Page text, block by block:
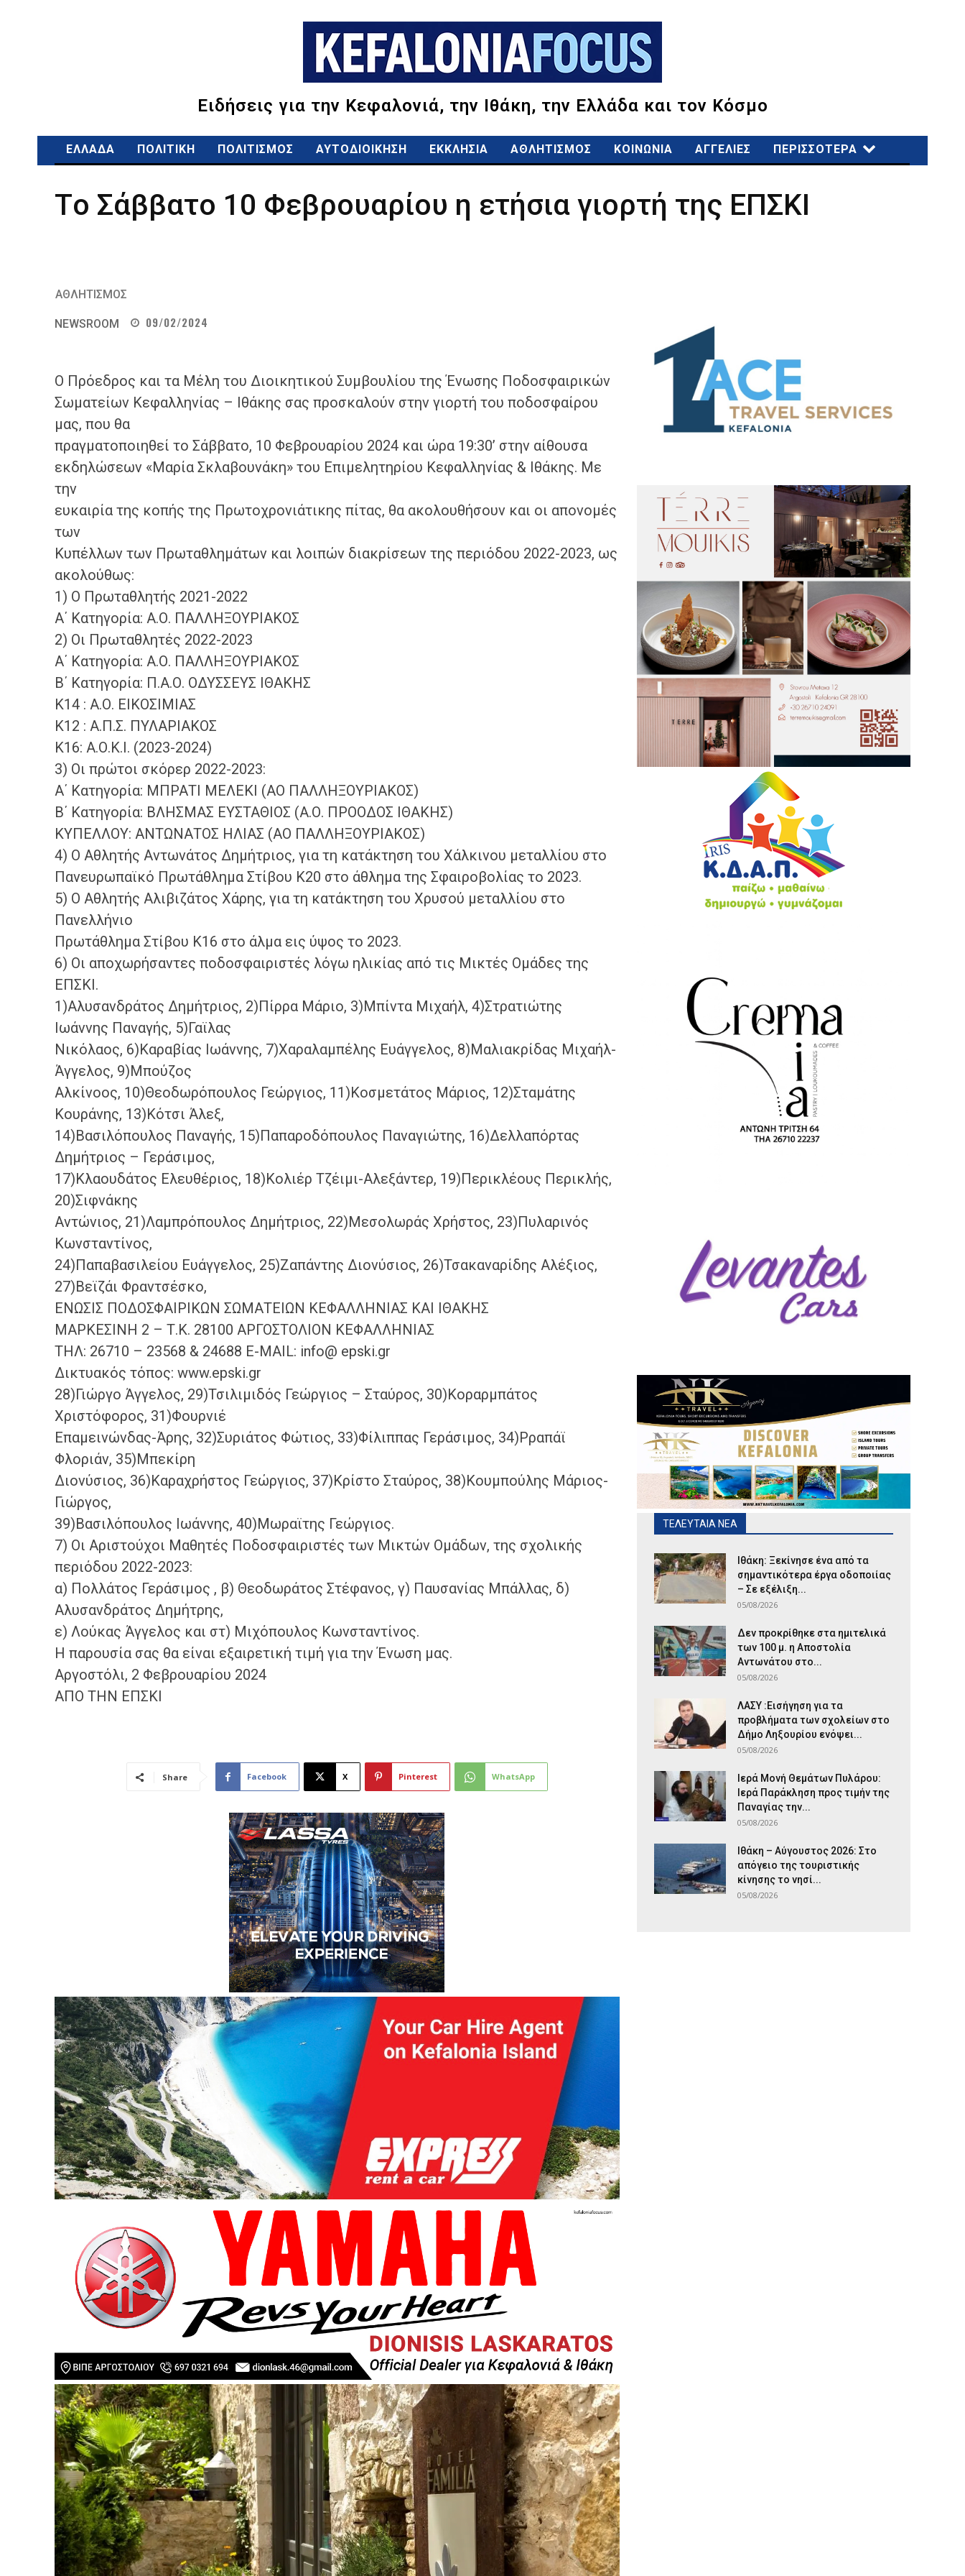
Ειδήσεις για την Κεφαλονιά, την Ιθάκη, την Ελλάδα και τον Κόσμο
ΕΛΛΑΔΑ ΠΟΛΙΤΙΚΗ ΠΟΛΙΤΙΣΜΟΣ ΑΥΤΟΔΙΟΙΚΗΣΗ ΕΚΚΛΗΣΙΑ ΑΘΛΗΤΙΣΜΟΣ ΚΟΙΝΩΝΙΑ ΑΓΓΕΛΙΕΣ ΠΕΡΙΣΣΟΤΕΡΑ
Τo Σάββατο 10 Φεβρουαρίου η ετήσια γιορτή της ΕΠΣΚΙ
ΑΘΛΗΤΙΣΜΟΣ
NEWSROOM 09/02/2024
Ο Πρόεδρος και τα Μέλη του Διοικητικού Συμβουλίου της Ένωσης Ποδοσφαιρικών
Σωματείων Κεφαλληνίας – Ιθάκης σας προσκαλούν στην γιορτή του ποδοσφαίρου
μας, που θα
πραγματοποιηθεί τo Σάββατο, 10 Φεβρουαρίου 2024 και ώρα 19:30’ στην αίθουσα
εκδηλώσεων «Μαρία Σκλαβουνάκη» του Επιμελητηρίου Κεφαλληνίας & Ιθάκης. Με
την
ευκαιρία της κοπής της Πρωτοχρονιάτικης πίτας, θα ακολουθήσουν και οι απονομές
των
Κυπέλλων των Πρωταθλημάτων και λοιπών διακρίσεων της περιόδου 2022-2023, ως
ακολούθως:
1) Ο Πρωταθλητής 2021-2022
Α΄ Κατηγορία: Α.Ο. ΠAΛΛΗΞΟΥΡΙΑΚΟΣ
2) Οι Πρωταθλητές 2022-2023
Α΄ Κατηγορία: Α.Ο. ΠΑΛΛΗΞΟΥΡΙΑΚΟΣ
Β΄ Κατηγορία: Π.Α.Ο. ΟΔΥΣΣΕΥΣ ΙΘΑΚΗΣ
Κ14 : Α.Ο. ΕΙΚΟΣΙΜΙΑΣ
Κ12 : Α.Π.Σ. ΠΥΛΑΡΙΑΚΟΣ
K16: Α.Ο.Κ.Ι. (2023-2024)
3) Οι πρώτοι σκόρερ 2022-2023:
Α΄ Κατηγορία: MΠΡΑΤΙ ΜΕΛΕΚΙ (ΑΟ ΠΑΛΛΗΞΟΥΡΙΑΚΟΣ)
Β΄ Κατηγορία: ΒΛΗΣΜΑΣ ΕΥΣΤΑΘΙΟΣ (Α.Ο. ΠΡΟΟΔΟΣ ΙΘΑΚΗΣ)
ΚΥΠΕΛΛΟΥ: ΑΝΤΩΝΑΤΟΣ ΗΛΙΑΣ (ΑΟ ΠΑΛΛΗΞΟΥΡΙΑΚΟΣ)
4) Ο Αθλητής Αντωνάτος Δημήτριος, για τη κατάκτηση του Χάλκινου μεταλλίου στο
Πανευρωπαϊκό Πρωτάθλημα Στίβου Κ20 στο άθλημα της Σφαιροβολίας το 2023.
5) Ο Αθλητής Αλιβιζάτος Χάρης, για τη κατάκτηση του Χρυσού μεταλλίου στο
Πανελλήνιο
Πρωτάθλημα Στίβου Κ16 στο άλμα εις ύψος το 2023.
6) Οι αποχωρήσαντες ποδοσφαιριστές λόγω ηλικίας από τις Μικτές Ομάδες της
ΕΠΣΚΙ.
1)Αλυσανδράτος Δημήτριος, 2)Πίρρα Μάριο, 3)Μπίντα Μιχαήλ, 4)Στρατιώτης
Ιωάννης Παναγής, 5)Γαϊλας
Νικόλαος, 6)Καραβίας Ιωάννης, 7)Χαραλαμπέλης Ευάγγελος, 8)Μαλιακρίδας Μιχαήλ-
Άγγελος, 9)Μπούζος
Αλκίνοος, 10)Θεοδωρόπουλος Γεώργιος, 11)Κοσμετάτος Μάριος, 12)Σταμάτης
Κουράνης, 13)Κότσι Άλεξ,
14)Βασιλόπουλος Παναγής, 15)Παπαροδόπουλος Παναγιώτης, 16)Δελλαπόρτας
Δημήτριος – Γεράσιμος,
17)Κλαουδάτος Ελευθέριος, 18)Κολιέρ Τζέιμι-Αλεξάντερ, 19)Περικλέους Περικλής,
20)Σιφνάκης
Αντώνιος, 21)Λαμπρόπουλος Δημήτριος, 22)Μεσολωράς Χρήστος, 23)Πυλαρινός
Κωνσταντίνος,
24)Παπαβασιλείου Ευάγγελος, 25)Ζαπάντης Διονύσιος, 26)Τσακαναρίδης Αλέξιος,
27)Βεϊζάι Φραντσέσκο,
ΕΝΩΣΙΣ ΠΟΔΟΣΦΑΙΡΙΚΩΝ ΣΩΜΑΤΕΙΩΝ ΚΕΦΑΛΛΗΝΙΑΣ ΚΑΙ ΙΘΑΚΗΣ
ΜΑΡΚΕΣΙΝΗ 2 – Τ.Κ. 28100 ΑΡΓΟΣΤΟΛΙΟΝ ΚΕΦΑΛΛΗΝΙΑΣ
ΤΗΛ: 26710 – 23568 & 24688 E-MAIL: info@ epski.gr
Δικτυακός τόπος: www.epski.gr
28)Γιώργο Άγγελος, 29)Τσιλιμιδός Γεώργιος – Σταύρος, 30)Κοραρμπάτος
Χριστόφορος, 31)Φουρνιέ
Επαμεινώνδας-Άρης, 32)Συριάτος Φώτιος, 33)Φίλιππας Γεράσιμος, 34)Ρραπάϊ
Φλοριάν, 35)Μπεκίρη
Διονύσιος, 36)Καραχρήστος Γεώργιος, 37)Κρίστο Σταύρος, 38)Κουμπούλης Μάριος-
Γιώργος,
39)Βασιλόπουλος Ιωάννης, 40)Μωραϊτης Γεώργιος.
7) Οι Αριστούχοι Μαθητές Ποδοσφαιριστές των Μικτών Ομάδων, της σχολικής
περιόδου 2022-2023:
α) Πολλάτος Γεράσιμος , β) Θεοδωράτος Στέφανος, γ) Παυσανίας Μπάλλας, δ)
Αλυσανδράτος Δημήτρης,
ε) Λούκας Άγγελος και στ) Μιχόπουλος Κωνσταντίνος.
Η παρουσία σας θα είναι εξαιρετική τιμή για την Ένωση μας.
Αργοστόλι, 2 Φεβρουαρίου 2024
ΑΠΟ ΤΗΝ ΕΠΣΚΙ
Share Facebook X Pinterest WhatsApp
ΤΕΛΕΥΤΑΙΑ ΝΕΑ
Ιθάκη: Ξεκίνησε ένα από τα
σημαντικότερα έργα οδοποιίας
– Σε εξέλιξη...
05/08/2026
Δεν προκρίθηκε στα ημιτελικά
των 100 μ. η Αποστολία
Αντωνάτου στο...
05/08/2026
ΛΑΣΥ :Εισήγηση για τα
προβλήματα των σχολείων στο
Δήμο Ληξουρίου ενόψει...
05/08/2026
Ιερά Μονή Θεμάτων Πυλάρου:
Ιερά Παράκληση προς τιμήν της
Παναγίας την...
05/08/2026
Ιθάκη – Αύγουστος 2026: Στο
απόγειο της τουριστικής
κίνησης το νησί...
05/08/2026